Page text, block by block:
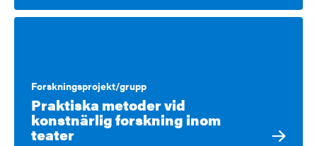
Forskningsprojekt/grupp
Praktiska metoder vid
konstnärlig forskning inom
teater